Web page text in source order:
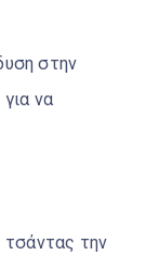
στην
να
τσάντας την